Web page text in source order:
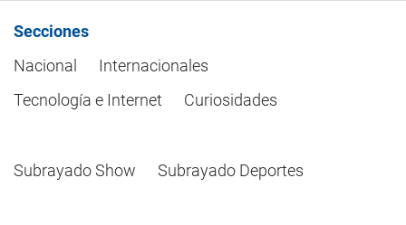
Secciones
Nacional
Internacionales
Tecnología e Internet
Curiosidades
Subrayado Show Subrayado Deportes